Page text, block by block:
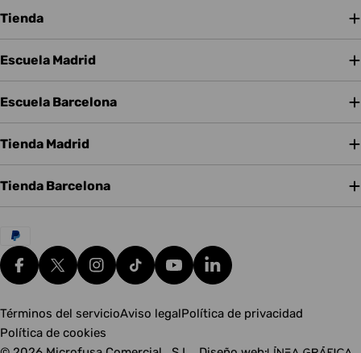
Tienda
Escuela Madrid
Escuela Barcelona
Tienda Madrid
Tienda Barcelona
Métodos
de
pagoFacebookX (Twitter)Instagram
tiktok YouTubeTranslation missing:
Términos del servicioAviso legalPolítica de privacidad
Política de cookies